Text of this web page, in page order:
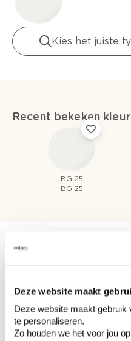
Deze website maakt
Deze website maakt
te personaliseren.
Zo houden we het voor jou
Kies het juiste
Recent bekeken
BG 25
BG 25
Bekijk je
kleurenselectie.
Bekijk er de